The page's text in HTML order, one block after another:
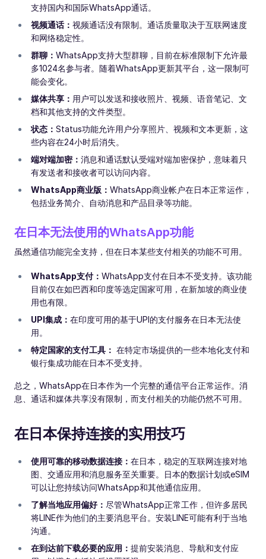
支持国内和国际WhatsApp通话。
视频通话： 视频通话没有限制。通话质量取决于互联网速度
和网络稳定性。
群聊： WhatsApp支持大型群聊，目前在标准限制下允许最
多1024名参与者。随着WhatsApp更新其平台，这一限制可
能会变化。
媒体共享： 用户可以发送和接收照片、视频、语音笔记、文
档和其他支持的文件类型。
状态： Status功能允许用户分享照片、视频和文本更新，这
些内容在24小时后消失。
端对端加密： 消息和通话默认受端对端加密保护，意味着只
有发送者和接收者可以访问内容。
WhatsApp商业版： WhatsApp商业帐户在日本正常运作，
包括业务简介、自动消息和产品目录等功能。
在日本无法使用的WhatsApp功能
虽然通信功能完全支持，但在日本某些支付相关的功能不可用。
WhatsApp支付： WhatsApp支付在日本不受支持。该功能
目前仅在如巴西和印度等选定国家可用，在新加坡的商业使
用也有限。
UPI集成： 在印度可用的基于UPI的支付服务在日本无法使
用。
特定国家的支付工具： 在特定市场提供的一些本地化支付和
银行集成功能在日本不受支持。
总之，WhatsApp在日本作为一个完整的通信平台正常运作。消
息、通话和媒体共享没有限制，而支付相关的功能仍然不可用。
在日本保持连接的实用技巧
使用可靠的移动数据连接： 在日本，稳定的互联网连接对地
图、交通应用和消息服务至关重要。日本的数据计划或eSIM
可以让您持续访问WhatsApp和其他通信应用。
了解当地应用偏好： 尽管WhatsApp正常工作，但许多居民
将LINE作为他们的主要消息平台。安装LINE可能有利于当地
沟通。
在到达前下载必要的应用： 提前安装消息、导航和支付应